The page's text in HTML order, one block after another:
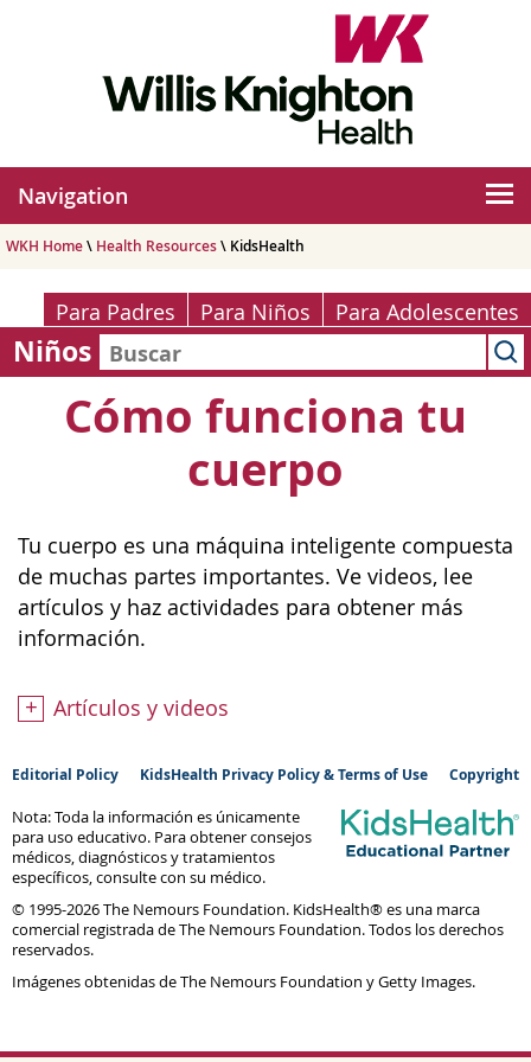
Navigation
WKH Home\ Health Resources\ KidsHealth
Para Padres Para Niños Para Adolescentes
Niños
Cómo funciona tu
cuerpo
Tu cuerpo es una máquina inteligente compuesta
de muchas partes importantes. Ve videos, lee
artículos y haz actividades para obtener más
información.
Artículos y videos
Editorial Policy KidsHealth Privacy Policy & Terms of Use Copyright
Nota: Toda la información es únicamente
para uso educativo. Para obtener consejos
médicos, diagnósticos y tratamientos
específicos, consulte con su médico.
© 1995-2026 The Nemours Foundation. KidsHealth® es una marca
comercial registrada de The Nemours Foundation. Todos los derechos
reservados.
Imágenes obtenidas de The Nemours Foundation y Getty Images.